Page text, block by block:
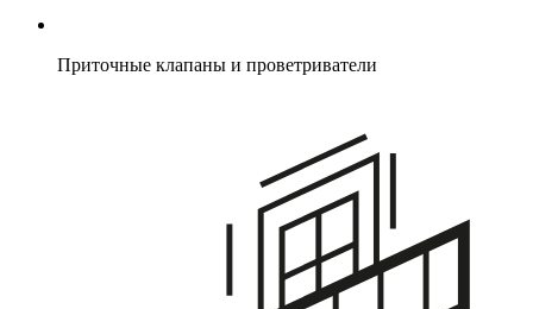
Приточные клапаны и проветриватели